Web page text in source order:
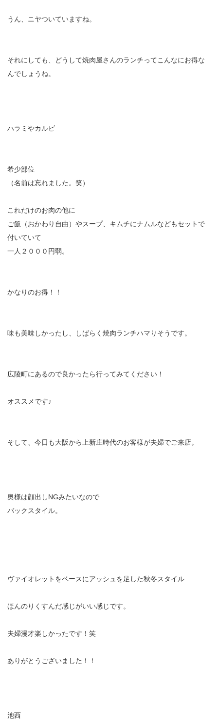
うん、ニヤついていますね。
それにしても、どうして焼肉屋さんのランチってこんなにお得な
んでしょうね。
ハラミやカルビ
希少部位
（名前は忘れました。笑）
これだけのお肉の他に
ご飯（おかわり自由）やスープ、キムチにナムルなどもセットで
付いていて
一人２０００円弱。
かなりのお得！！
味も美味しかったし、しばらく焼肉ランチハマりそうです。
広陵町にあるので良かったら行ってみてください！
オススメです♪
そして、今日も大阪から上新庄時代のお客様が夫婦でご来店。
奥様は顔出しNGみたいなので
バックスタイル。
ヴァイオレットをベースにアッシュを足した秋冬スタイル
ほんのりくすんだ感じがいい感じです。
夫婦漫才楽しかったです！笑
ありがとうございました！！
池西